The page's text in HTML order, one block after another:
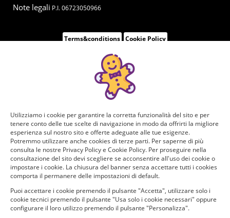
Note legali P.I. 06723050966
Terms&conditions Cookie Policy
Utilizziamo i cookie per garantire la corretta funzionalità del sito e per
tenere conto delle tue scelte di navigazione in modo da offrirti la migliore
esperienza sul nostro sito e offerte adeguate alle tue esigenze.
Potremmo utilizzare anche cookies di terze parti. Per saperne di più
consulta le nostre Privacy Policy e Cookie Policy. Per proseguire nella
consultazione del sito devi scegliere se acconsentire all'uso dei cookie o
impostare i cookie. La chiusura del banner senza accettare tutti i cookies
comporta il permanere delle impostazioni di default.
Puoi accettare i cookie premendo il pulsante "Accetta", utilizzare solo i
cookie tecnici premendo il pulsante "Usa solo i cookie necessari" oppure
configurare il loro utilizzo premendo il pulsante "Personalizza".